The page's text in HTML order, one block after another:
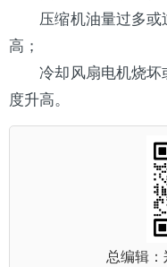
压缩机油量过多或
高；
冷却风扇电机烧坏
度升高。
总编辑